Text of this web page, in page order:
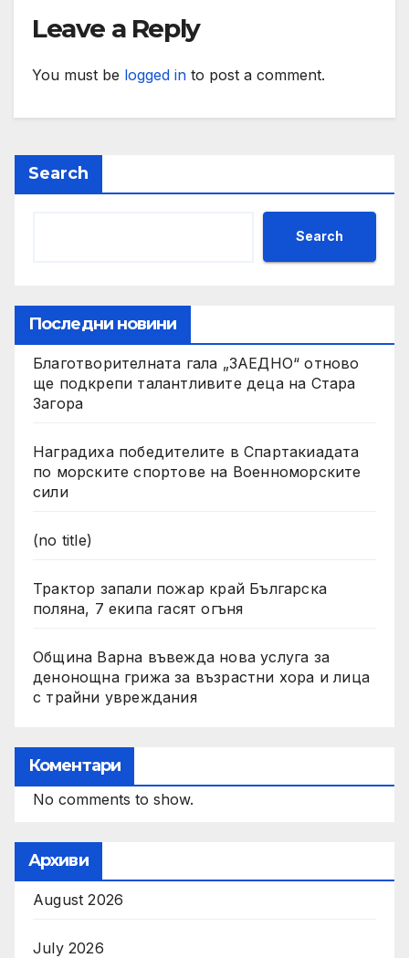
Leave a Reply
You must be logged in to post a comment.
Search
Search
Последни новини
Благотворителната гала „ЗАЕДНО“ отново
ще подкрепи талантливите деца на Стара
Загора
Наградиха победителите в Спартакиадата
по морските спортове на Военноморските
сили
(no title)
Трактор запали пожар край Българска
поляна, 7 екипа гасят огъня
Община Варна въвежда нова услуга за
денонощна грижа за възрастни хора и лица
с трайни увреждания
Коментари
No comments to show.
Архиви
August 2026
July 2026